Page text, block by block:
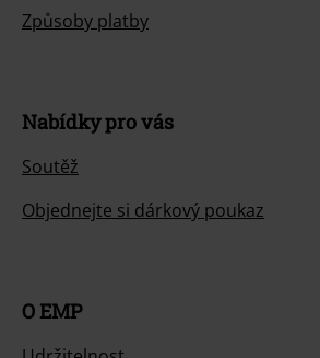
Způsoby platby
Nabídky pro vás
Soutěž
Objednejte si dárkový poukaz
O EMP